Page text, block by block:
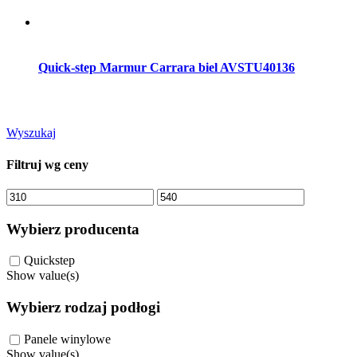
Quick-step Marmur Carrara biel AVSTU40136
Wyszukaj
Filtruj wg ceny
Cena
min.
Cena
maks.
Wybierz producenta
Quickstep
Show value(s)
Wybierz rodzaj podłogi
Panele winylowe
Show value(s)